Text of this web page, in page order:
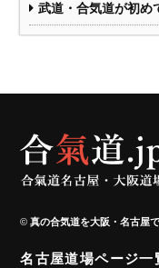
武道・合気道が初め
©真の合気道を大阪・名古屋
名古屋道場ページ一